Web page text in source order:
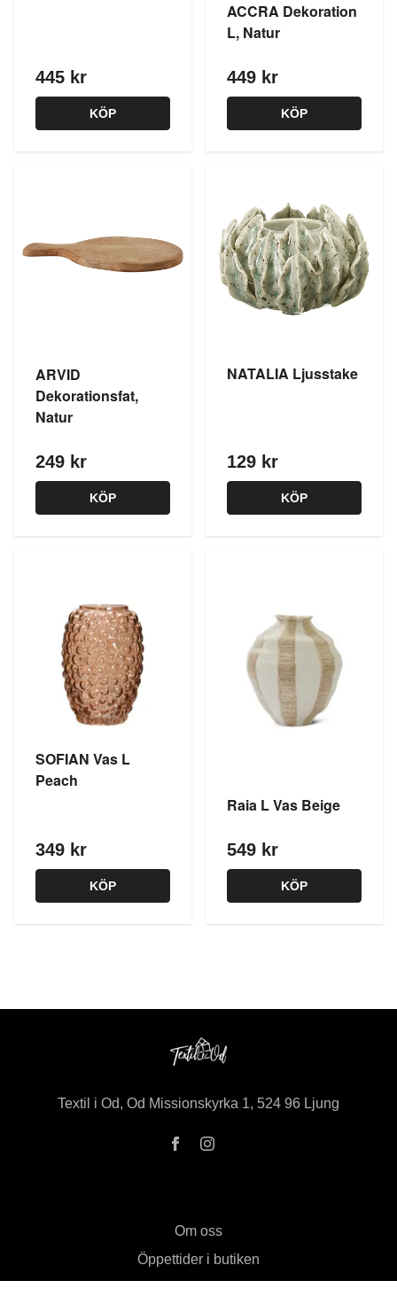
445 kr
KÖP
ACCRA Dekoration
L, Natur
449 kr
KÖP
ARVID
Dekorationsfat,
Natur
249 kr
KÖP
NATALIA Ljusstake
129 kr
KÖP
SOFIAN Vas L
Peach
349 kr
KÖP
Raia L Vas Beige
549 kr
KÖP
Textil i Od, Od Missionskyrka 1, 524 96 Ljung
Om oss
Öppettider i butiken